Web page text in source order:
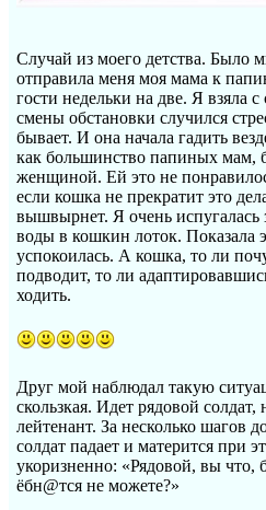
Случай из моего детства. Было
отправила меня моя мама к
гости недельки на две. Я взяла
смены обстановки случился
бывает. И она начала гадить
как большинство папиных мам,
женщиной. Ей это не
если кошка не прекратит это
вышвырнет. Я очень
воды в кошкин лоток. Показала
успокоилась. А кошка, то ли
подводит, то ли
ходить.
Друг мой наблюдал такую
скользкая. Идет рядовой солдат,
лейтенант. За несколько шагов
солдат падает и матерится при
укоризненно: «Рядовой, вы что,
ёбн@тся не можете?»